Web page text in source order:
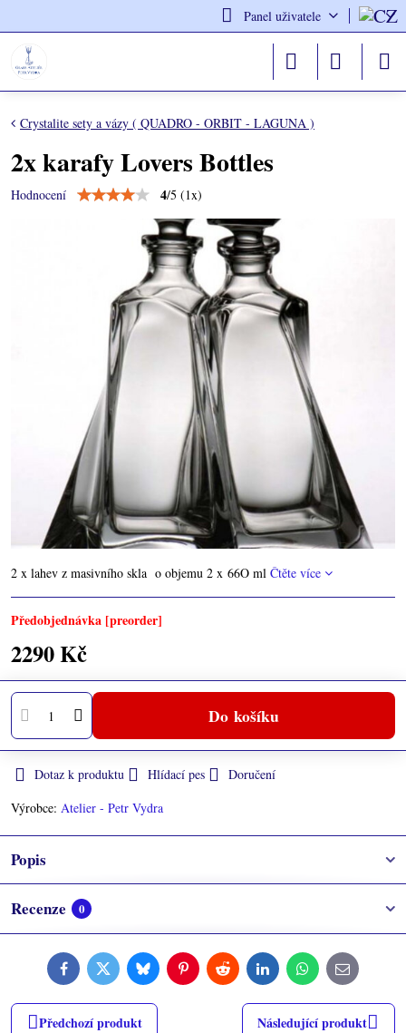
Panel uživatele
Crystalite sety a vázy ( QUADRO - ORBIT - LAGUNA )
2x karafy Lovers Bottles
Hodnocení 4/5 (1x)
2 x lahev z masivního skla o objemu 2 x 66O ml Čtěte více
Předobjednávka [preorder]
2290 Kč
Do košíku
Dotaz k produktu Hlídací pes
Doručení
Výrobce: Atelier - Petr Vydra
Popis
Recenze 0
FacebookTwitterBlueskyPinterestReddit LinkedInWhatsApp
E-
mail
Předchozí produkt Následující produkt